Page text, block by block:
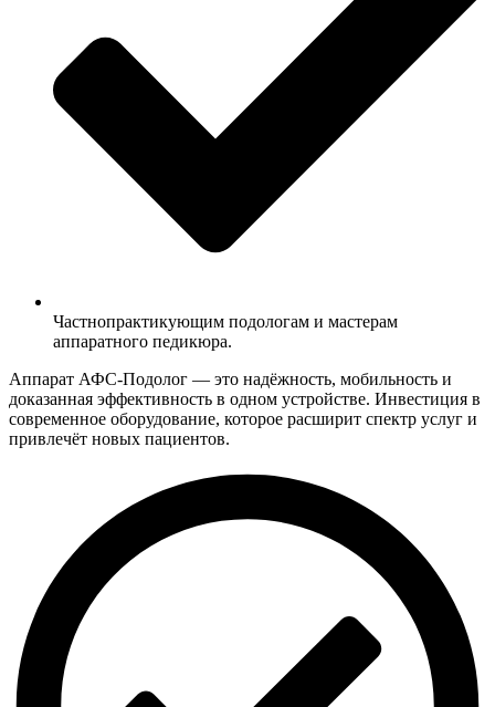
Частнопрактикующим подологам и мастерам
аппаратного педикюра.
Аппарат АФС-Подолог — это надёжность, мобильность и
доказанная эффективность в одном устройстве. Инвестиция в
современное оборудование, которое расширит спектр услуг и
привлечёт новых пациентов.